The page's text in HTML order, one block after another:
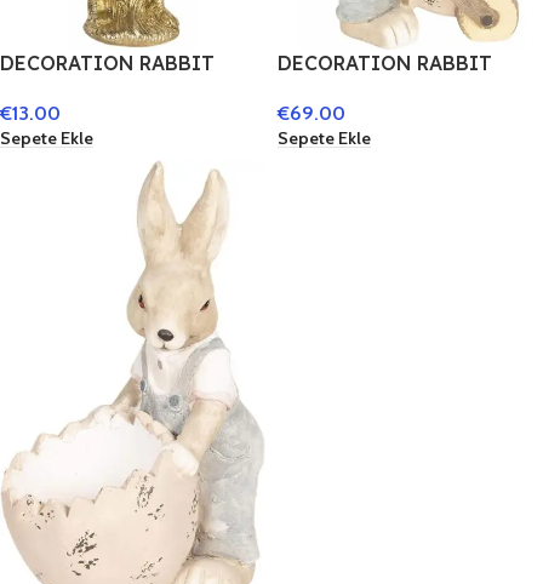
DECORATION RABBIT
6PR3087G
€13.00
Sepete Ekle
DECORATION RABBIT
EEF 6TE0257
€69.00
Sepete Ekle